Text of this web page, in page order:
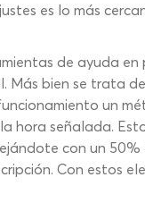
es lo más
de ayuda en
Más bien se trata
un
hora señalada.
con un
Con estos